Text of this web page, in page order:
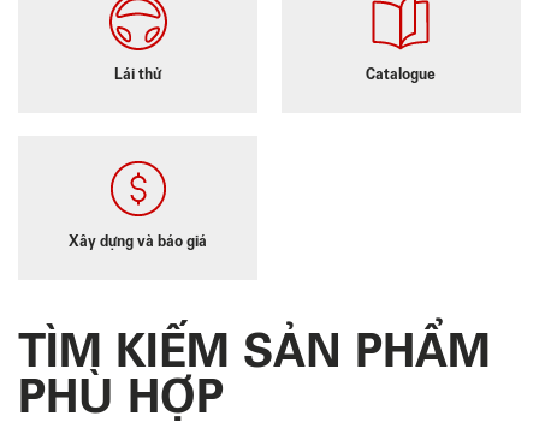
Lái thử Catalogue
Xây dựng và báo giá
TÌM KIẾM SẢN PHẨM
PHÙ HỢP